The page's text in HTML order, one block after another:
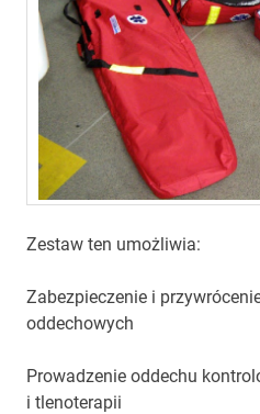
Zestaw ten umożliwia:
Zabezpieczenie i
oddechowych
Prowadzenie oddechu
i tlenoterapii